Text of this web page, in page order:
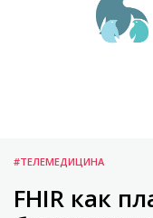
#ТЕЛЕМЕДИЦИНА
FHIR как